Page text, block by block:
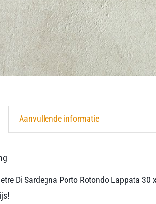
Aanvullende informatie
Di Sardegna Porto Rotondo Lappata